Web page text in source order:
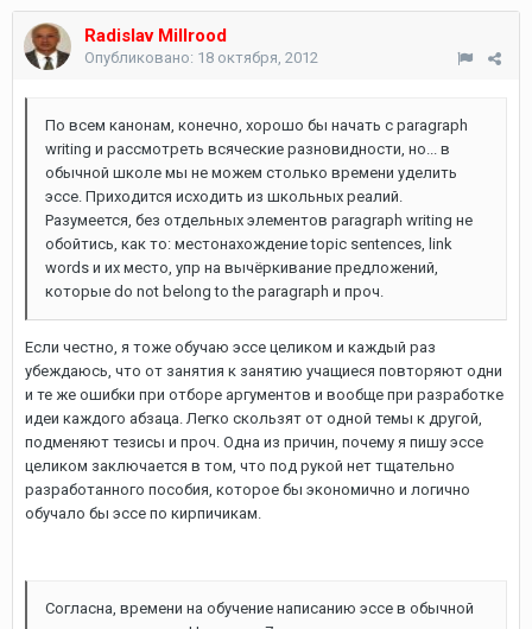
Radislav Millrood
Опубликовано: 18 октября, 2012
По всем канонам, конечно, хорошо бы начать с paragraph
writing и рассмотреть всяческие разновидности, но... в
обычной школе мы не можем столько времени уделить
эссе. Приходится исходить из школьных реалий.
Разумеется, без отдельных элементов paragraph writing не
обойтись, как то: местонахождение topic sentences, link
words и их место, упр на вычёркивание предложений,
которые do not belong to the paragraph и проч.
Если честно, я тоже обучаю эссе целиком и каждый раз
убеждаюсь, что от занятия к занятию учащиеся повторяют одни
и те же ошибки при отборе аргументов и вообще при разработке
идеи каждого абзаца. Легко скользят от одной темы к другой,
подменяют тезисы и проч. Одна из причин, почему я пишу эссе
целиком заключается в том, что под рукой нет тщательно
разработанного пособия, которое бы экономично и логично
обучало бы эссе по кирпичикам.
Согласна, времени на обучение написанию эссе в обычной